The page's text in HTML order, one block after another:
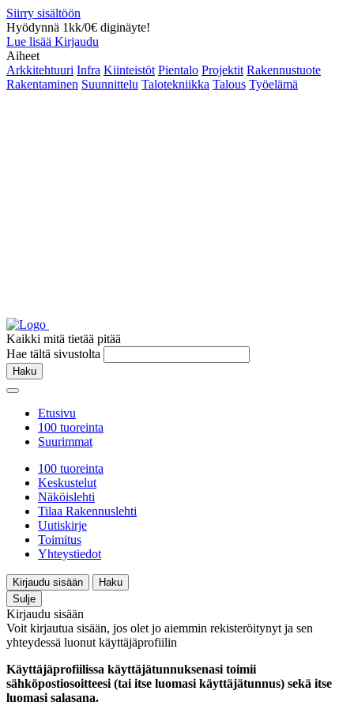
Siirry sisältöön
Hyödynnä 1kk/0€ diginäyte!
Lue lisää Kirjaudu
Aiheet
Arkkitehtuuri Infra Kiinteistöt Pientalo Projektit Rakennustuote
Rakentaminen Suunnittelu Talotekniikka Talous Työelämä
Kaikki mitä tietää pitää
Hae tältä sivustolta
Haku
Etusivu
100 tuoreinta
Suurimmat
100 tuoreinta
Keskustelut
Näköislehti
Tilaa Rakennuslehti
Uutiskirje
Toimitus
Yhteystiedot
Kirjaudu sisään
Haku
Sulje
Kirjaudu sisään
Voit kirjautua sisään, jos olet jo aiemmin rekisteröitynyt ja sen
yhteydessä luonut käyttäjäprofiilin
Käyttäjäprofiilissa käyttäjätunnuksenasi toimii
sähköpostiosoitteesi (tai itse luomasi käyttäjätunnus) sekä itse
luomasi salasana.